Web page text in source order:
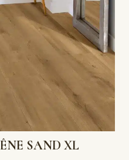
SAND XL